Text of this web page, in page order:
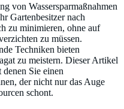
von Wassersparmaßnahmen
Gartenbesitzer nach
zu minimieren, ohne auf
zu müssen.
Techniken bieten
zu meistern. Dieser Artikel
Sie einen
der nicht nur das Auge
schont.